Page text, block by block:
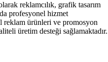
reklamcılık, grafik tasarım
profesyonel hizmet
reklam ürünleri ve promosyon
üretim desteği sağlamaktadır.